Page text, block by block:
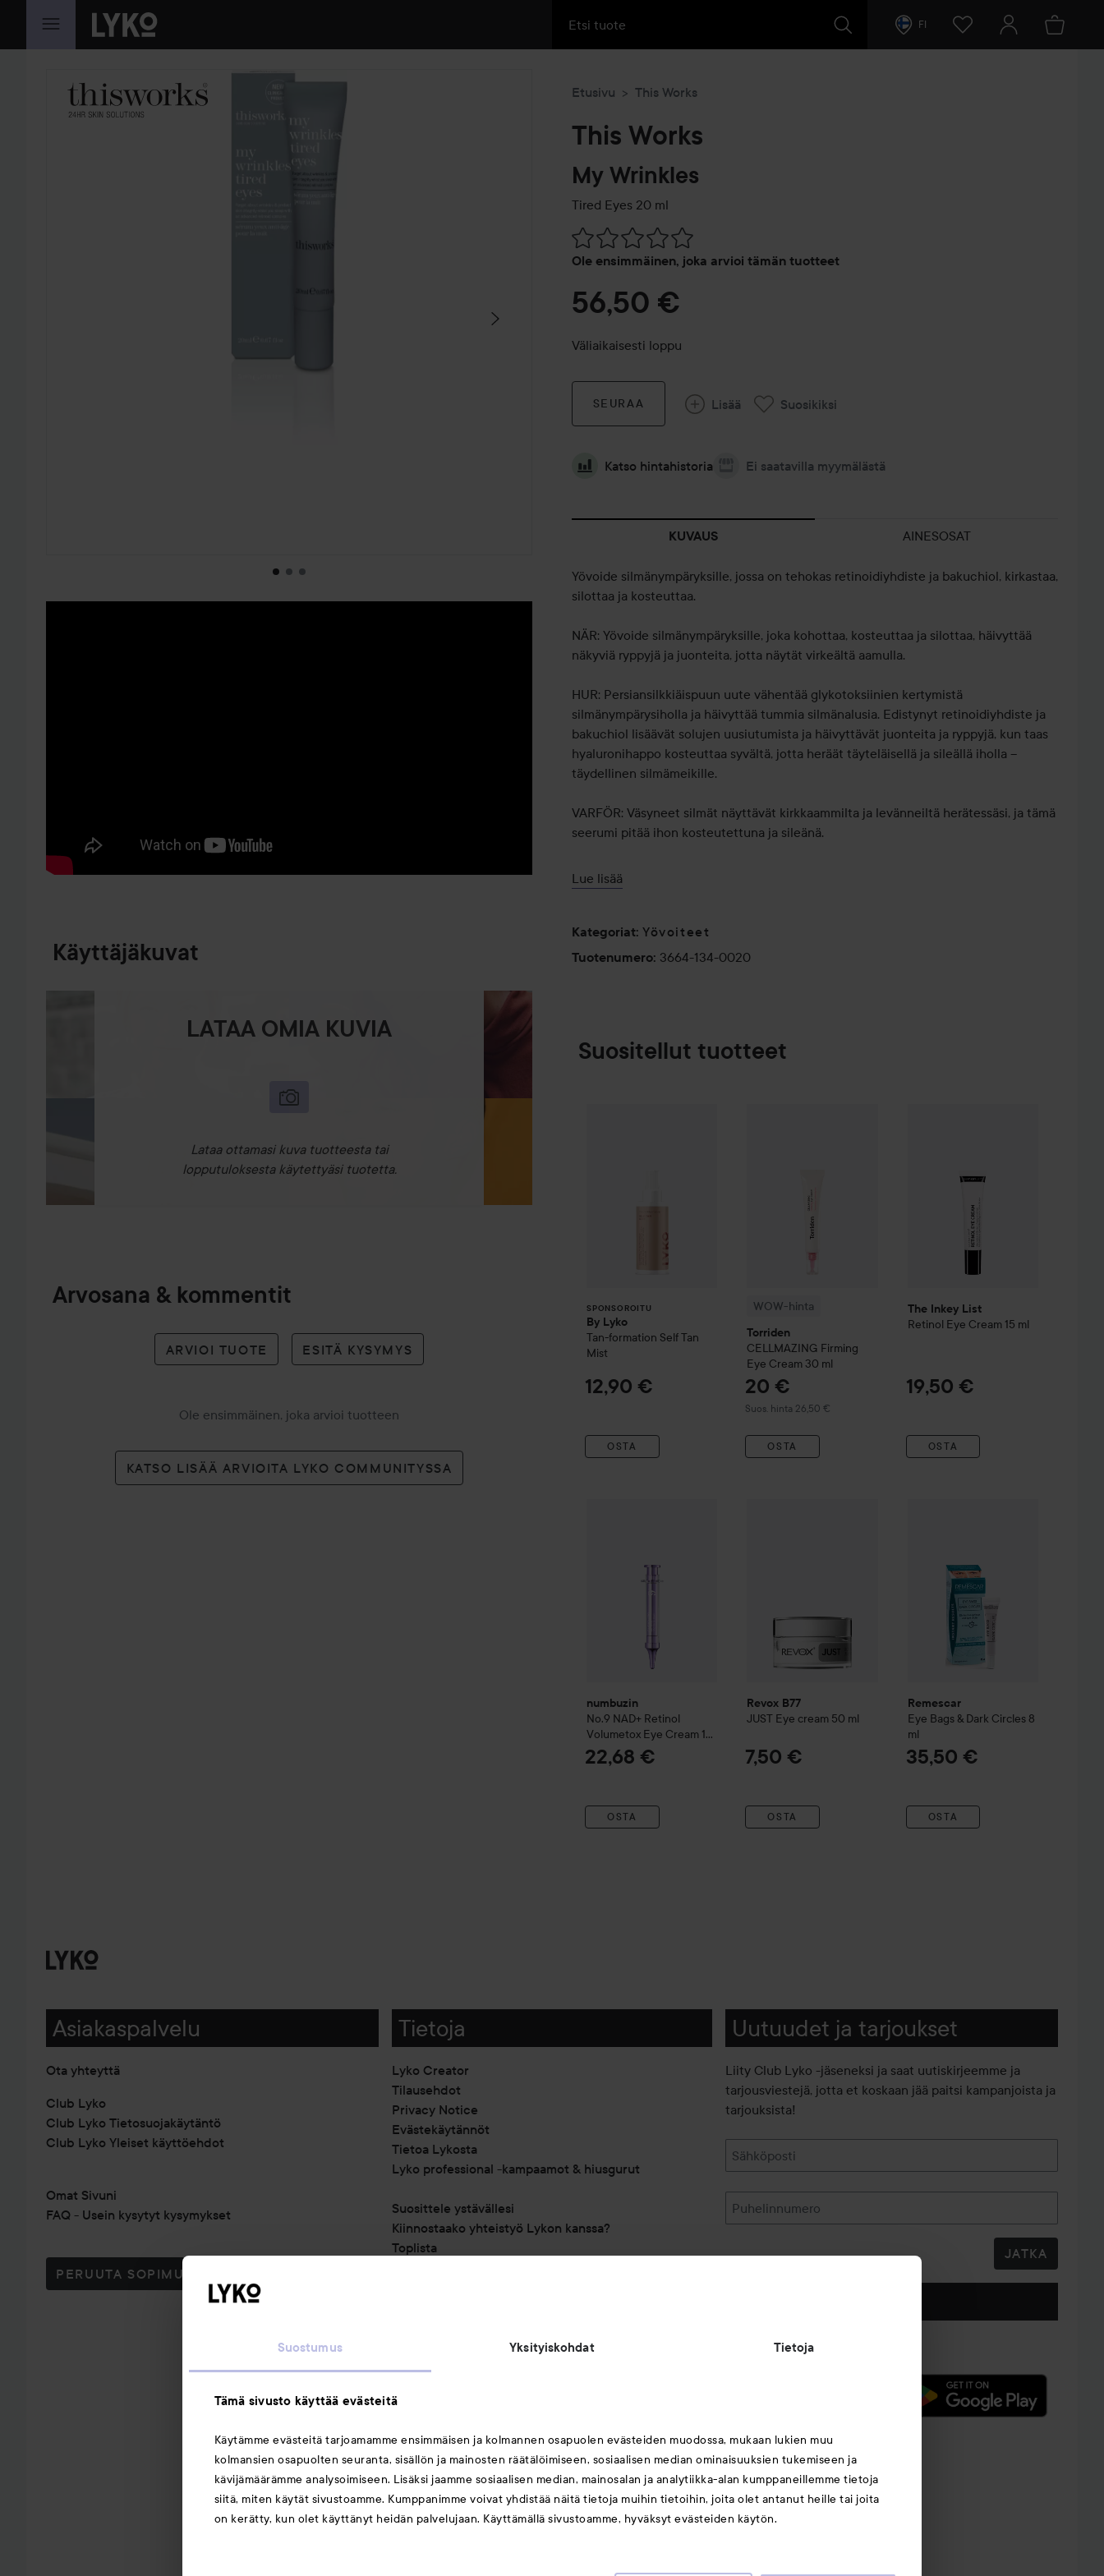
Suostumus Yksityiskohdat Tietoja
Tämä sivusto käyttää evästeitä
Käytämme evästeitä tarjoamamme ensimmäisen ja kolmannen osapuolen evästeiden muodossa, mukaan lukien muu
kolmansien osapuolten seuranta, sisällön ja mainosten räätälöimiseen, sosiaalisen median ominaisuuksien tukemiseen ja
kävijämäärämme analysoimiseen. Lisäksi jaamme sosiaalisen median, mainosalan ja analytiikka-alan kumppaneillemme tietoja
siitä, miten käytät sivustoamme. Kumppanimme voivat yhdistää näitä tietoja muihin tietoihin, joita olet antanut heille tai joita
on kerätty, kun olet käyttänyt heidän palvelujaan. Käyttämällä sivustoamme, hyväksyt evästeiden käytön.
SIIRTYÄ JHK SISÄLTÖÖN FI
OHITA OSIO
Käyttäjäkuvat
LATAA OMIA KUVIA
Lataa ottamasi kuva tuotteesta tai
lopputuloksesta käytettyäsi tuotetta.
Arvosana & kommentit
ARVIOI TUOTE ESITÄ KYSYMYS
Ole ensimmäinen, joka arvioi tuotteen
KATSO LISÄÄ ARVIOITA LYKO COMMUNITYSSA
Etusivu This Works
This Works
My Wrinkles
Tired Eyes 20 ml
Ole ensimmäinen, joka arvioi tämän tuotteet
Siirtyä jhk Arvosana & kommentit
56,50 €
Väliaikaisesti loppu
SEURAA Lisää Suosikiksi
Katso hintahistoria Ei saatavilla myymälästä
KUVAUS AINESOSAT
Yövoide silmänympäryksille, jossa on tehokas retinoidiyhdiste ja bakuchiol, kirkastaa,
silottaa ja kosteuttaa.
NÄR: Yövoide silmänympäryksille, joka kohottaa, kosteuttaa ja silottaa, häivyttää
näkyviä ryppyjä ja juonteita, jotta näytät virkeältä aamulla.
HUR: Persiansilkkiäispuun uute vähentää glykotoksiinien kertymistä
silmänympärysiholla ja häivyttää tummia silmänalusia. Edistynyt retinoidiyhdiste ja
bakuchiol lisäävät solujen uusiutumista ja häivyttävät juonteita ja ryppyjä, kun taas
hyaluronihappo kosteuttaa syvältä, jotta heräät täyteläisellä ja sileällä iholla –
täydellinen silmämeikille.
VARFÖR: Väsyneet silmät näyttävät kirkkaammilta ja levänneiltä herätessäsi, ja tämä
seerumi pitää ihon kosteutettuna ja sileänä.
Käyttö:
Hiero kevyesti silmänympärysiholle joka ilta.
20 ml
Lue lisää
Kategoriat: Yövoiteet
Tuotenumero: 3664-134-0020
Suositellut tuotteet
SPONSOROITU
By Lyko
Tan-formation Self Tan
Mist
12,90 €
OSTA
WOW-hinta
Torriden
CELLMAZING Firming
Eye Cream 30 ml
20 €
Suos. hinta 26,50 €
Suositeltu hinta 26,50 €
OSTA
The Inkey List
Retinol Eye Cream 15 ml
19,50 €
OSTA
numbuzin
No.9 NAD+ Retinol
Volumetox Eye Cream 10
ml
22,68 €
OSTA
Revox B77
JUST Eye cream 50 ml
7,50 €
OSTA
Remescar
Eye Bags & Dark Circles 8
ml
35,50 €
OSTA
Asiakaspalvelu
Ota yhteyttä
Club Lyko
Club Lyko Tietosuojakäytäntö
Club Lyko Yleiset käyttöehdot
Omat Sivuni
FAQ - Usein kysytyt kysymykset
PERUUTA SOPIMUS TÄSTÄ
Tietoja
Lyko Creator
Tilausehdot
Privacy Notice
Evästekäytännöt
Tietoa Lykosta
Lyko professional -kampaamot & hiusgurut
Suosittele ystävällesi
Kiinnostaako yhteistyö Lykon kanssa?
Toplista
Saattaisit myös tykätä
Huulet
Uutuudet ja tarjoukset
Liity Club Lyko -jäseneksi ja saat uutiskirjeemme ja
tarjousviestejä, jotta et koskaan jää paitsi kampanjoista ja
tarjouksista!
Sähköposti
Puhelinnumero
JATKA